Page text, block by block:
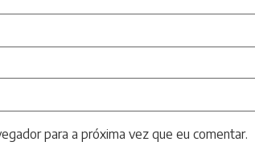
para a próxima vez que eu comentar.